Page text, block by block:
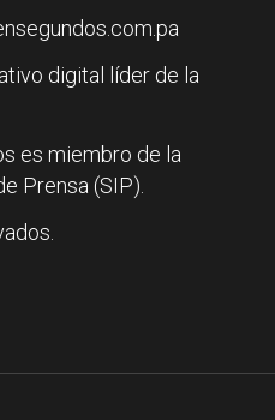
digital líder de la
es miembro de la
Prensa (SIP).